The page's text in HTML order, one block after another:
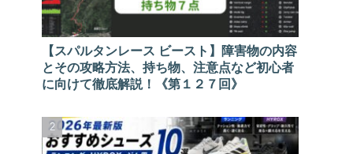
【スパルタンレース ビースト】障害物の内容
とその攻略方法、持ち物、注意点など初心者
に向けて徹底解説！《第１２７回》